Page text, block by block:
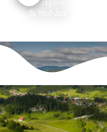
Accueil»
Des hommes et des